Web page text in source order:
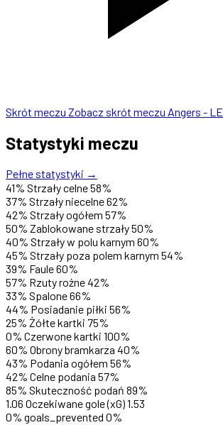
Skrót meczu Zobacz skrót meczu Angers -
Statystyki meczu
Pełne statystyki →
41% Strzały celne58%
37% Strzały niecelne62%
42% Strzały ogółem 57%
50% Zablokowane strzały50%
40% Strzały w polu karnym 60%
45% Strzały poza polem karnym 54%
39% Faule60%
57% Rzuty rożne42%
33% Spalone66%
44% Posiadanie piłki 56%
25% Żółte kartki 75%
0% Czerwone kartki 100%
60% Obrony bramkarza 40%
43% Podania ogółem 56%
42% Celne podania 57%
85% Skuteczność podań 89%
1.06 Oczekiwane gole (xG)1.53
0% goals_prevented 0%